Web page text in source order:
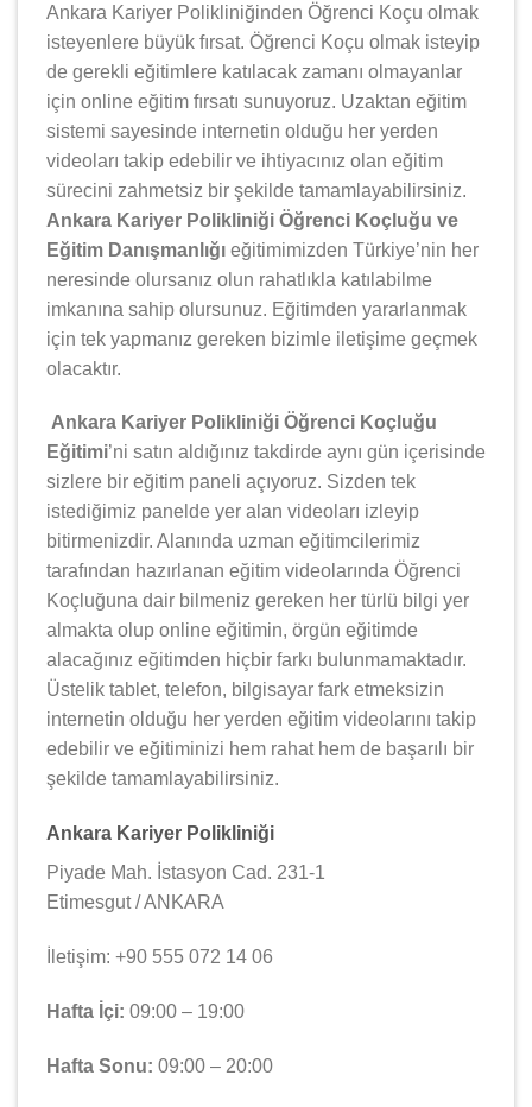
Ankara Kariyer Polikliniğinden Öğrenci Koçu olmak
isteyenlere büyük fırsat. Öğrenci Koçu olmak isteyip
de gerekli eğitimlere katılacak zamanı olmayanlar
için online eğitim fırsatı sunuyoruz. Uzaktan eğitim
sistemi sayesinde internetin olduğu her yerden
videoları takip edebilir ve ihtiyacınız olan eğitim
sürecini zahmetsiz bir şekilde tamamlayabilirsiniz.
Ankara Kariyer Polikliniği Öğrenci Koçluğu ve
Eğitim Danışmanlığı eğitimimizden Türkiye’nin her
neresinde olursanız olun rahatlıkla katılabilme
imkanına sahip olursunuz. Eğitimden yararlanmak
için tek yapmanız gereken bizimle iletişime geçmek
olacaktır.
Ankara Kariyer Polikliniği Öğrenci Koçluğu
Eğitimi’ni satın aldığınız takdirde aynı gün içerisinde
sizlere bir eğitim paneli açıyoruz. Sizden tek
istediğimiz panelde yer alan videoları izleyip
bitirmenizdir. Alanında uzman eğitimcilerimiz
tarafından hazırlanan eğitim videolarında Öğrenci
Koçluğuna dair bilmeniz gereken her türlü bilgi yer
almakta olup online eğitimin, örgün eğitimde
alacağınız eğitimden hiçbir farkı bulunmamaktadır.
Üstelik tablet, telefon, bilgisayar fark etmeksizin
internetin olduğu her yerden eğitim videolarını takip
edebilir ve eğitiminizi hem rahat hem de başarılı bir
şekilde tamamlayabilirsiniz.
Ankara Kariyer Polikliniği
Piyade Mah. İstasyon Cad. 231-1
Etimesgut / ANKARA
İletişim: +90 555 072 14 06
Hafta İçi: 09:00 – 19:00
Hafta Sonu: 09:00 – 20:00